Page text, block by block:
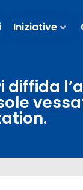
Iniziative
diffida